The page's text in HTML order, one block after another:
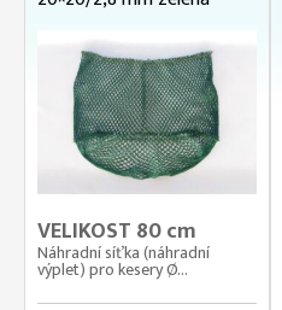
VELIKOST 80 cm
Náhradní síťka (náhradní
výplet) pro kesery Ø...